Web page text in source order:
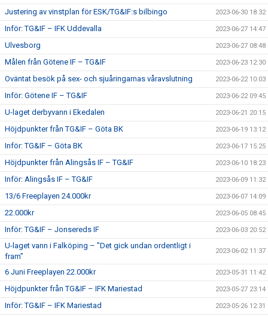
Justering av vinstplan för ESK/TG&IF:s bilbingo 2023-06-30 18:32
Inför: TG&IF – IFK Uddevalla 2023-06-27 14:47
Ulvesborg 2023-06-27 08:48
Målen från Götene IF – TG&IF 2023-06-23 12:30
Oväntat besök på sex- och sjuåringarnas våravslutning 2023-06-22 10:03
Inför: Götene IF – TG&IF 2023-06-22 09:45
U-laget derbyvann i Ekedalen 2023-06-21 20:15
Höjdpunkter från TG&IF – Göta BK 2023-06-19 13:12
Inför: TG&IF – Göta BK 2023-06-17 15:25
Höjdpunkter från Alingsås IF – TG&IF 2023-06-10 18:23
Inför: Alingsås IF – TG&IF 2023-06-09 11:32
13/6 Freeplayen 24.000kr 2023-06-07 14:09
22.000kr 2023-06-05 08:45
Inför: TG&IF – Jonsereds IF 2023-06-03 20:52
U-laget vann i Falköping – ”Det gick undan ordentligt i
fram”
2023-06-02 11:37
6 Juni Freeplayen 22.000kr 2023-05-31 11:42
Höjdpunkter från TG&IF – IFK Mariestad 2023-05-27 23:14
Inför: TG&IF – IFK Mariestad 2023-05-26 12:31